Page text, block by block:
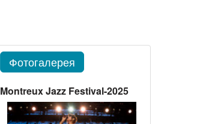
Фотогалерея
Montreux Jazz Festival-2025